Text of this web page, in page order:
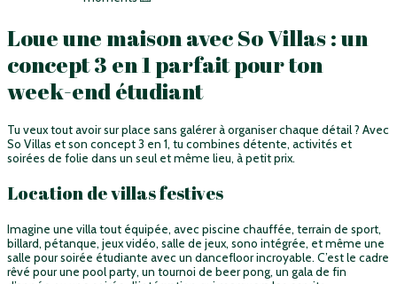
Loue une maison avec So Villas : un
concept 3 en 1 parfait pour ton
week-end étudiant
Tu veux tout avoir sur place sans galérer à organiser chaque détail ? Avec
So Villas et son concept 3 en 1, tu combines détente, activités et
soirées de folie dans un seul et même lieu, à petit prix.
Location de villas festives
Imagine une villa tout équipée, avec piscine chauffée, terrain de sport,
billard, pétanque, jeux vidéo, salle de jeux, sono intégrée, et même une
salle pour soirée étudiante avec un dancefloor incroyable. C’est le cadre
rêvé pour une pool party, un tournoi de beer pong, un gala de fin